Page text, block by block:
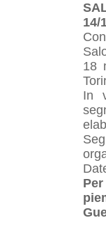
14/
18
In